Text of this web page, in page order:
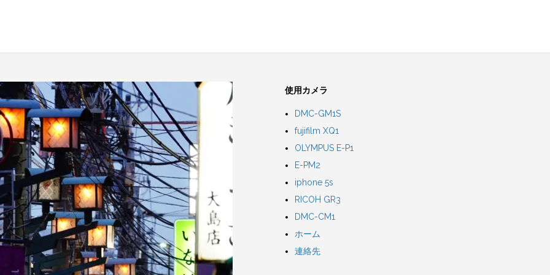
使用カメラ
DMC-GM1S
fujifilm XQ1
OLYMPUS E-P1
E-PM2
iphone 5s
RICOH GR3
DMC-CM1
ホーム
連絡先